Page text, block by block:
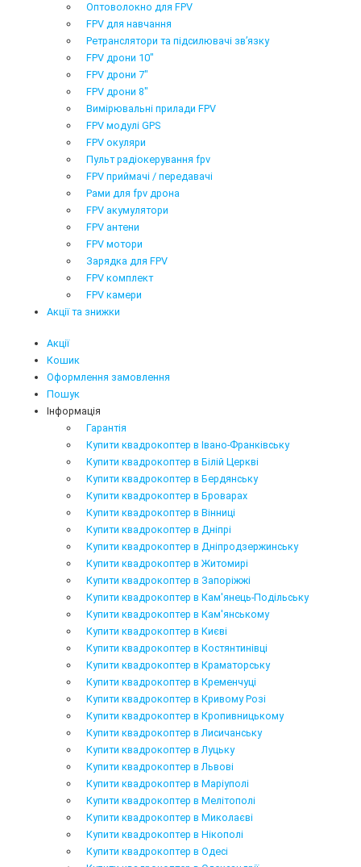
Оптоволокно для FPV
FPV для навчання
Ретранслятори та підсилювачі звʼязку
FPV дрони 10"
FPV дрони 7"
FPV дрони 8"
Вимірювальні прилади FPV
FPV модулі GPS
FPV окуляри
Пульт радіокерування fpv
FPV приймачі / передавачі
Рами для fpv дрона
FPV акумулятори
FPV антени
FPV мотори
Зарядка для FPV
FPV комплект
FPV камери
Акції та знижки
Акції
Кошик
Оформлення замовлення
Пошук
Інформація
Гарантія
Купити квадрокоптер в Івано-Франківську
Купити квадрокоптер в Білій Церкві
Купити квадрокоптер в Бердянську
Купити квадрокоптер в Броварах
Купити квадрокоптер в Вінниці
Купити квадрокоптер в Дніпрі
Купити квадрокоптер в Дніпродзержинську
Купити квадрокоптер в Житомирі
Купити квадрокоптер в Запоріжжі
Купити квадрокоптер в Кам'янець-Подільську
Купити квадрокоптер в Кам'янському
Купити квадрокоптер в Києві
Купити квадрокоптер в Костянтинівці
Купити квадрокоптер в Краматорську
Купити квадрокоптер в Кременчуці
Купити квадрокоптер в Кривому Розі
Купити квадрокоптер в Кропивницькому
Купити квадрокоптер в Лисичанську
Купити квадрокоптер в Луцьку
Купити квадрокоптер в Львові
Купити квадрокоптер в Маріуполі
Купити квадрокоптер в Мелітополі
Купити квадрокоптер в Миколаєві
Купити квадрокоптер в Нікополі
Купити квадрокоптер в Одесі